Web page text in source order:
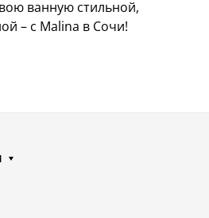
ванную стильной,
– с Malina в Сочи!